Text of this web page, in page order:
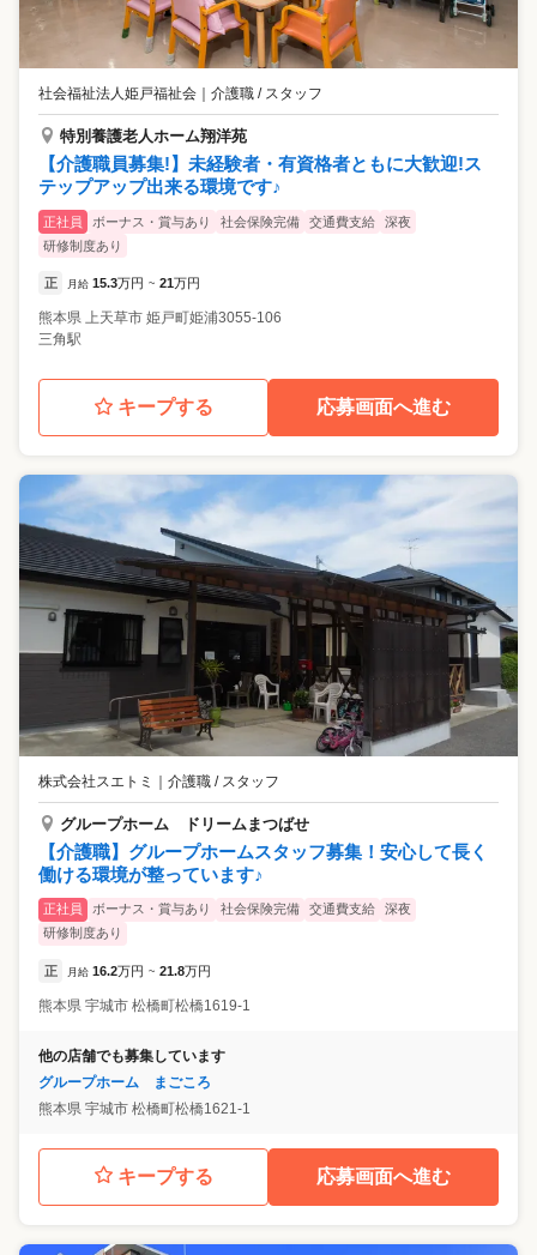
社会福祉法人姫戸福祉会 介護職 / スタッフ
特別養護老人ホーム翔洋苑
【介護職員募集!】未経験者・有資格者ともに大歓迎!ス
テップアップ出来る環境です♪
正社員 ボーナス・賞与あり 社会保険完備 交通費支給
深夜
研修制度あり
正 月給 15.3万円 ~ 21万円
熊本県 上天草市 姫戸町姫浦3055-106
三角駅
キープする 応募画面へ進む
株式会社スエトミ ｜ 介護職 / スタッフ
グループホーム ドリームまつばせ
【介護職】グループホームスタッフ募集！安心して長く
働ける環境が整っています♪
正社員 ボーナス・賞与あり 社会保険完備 交通費支給
深夜
研修制度あり
正 月給 16.2万円 ~ 21.8万円
熊本県 宇城市 松橋町松橋1619-1
他の店舗でも募集しています
グループホーム まごころ
熊本県 宇城市 松橋町松橋1621-1
キープする 応募画面へ進む